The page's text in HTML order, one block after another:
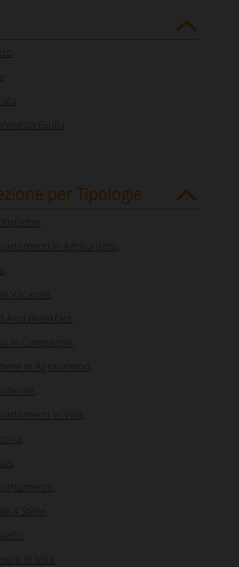
Venezia Giulia
per Tipologie
In Agriturismo
Vacanze
And Breakfast
In Campagna
In Agriturismo
In Villa
4 Stelle
In Villa